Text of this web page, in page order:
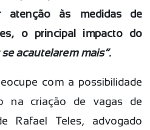
atenção às medidas de
o principal impacto do
se acautelarem mais“.
com a possibilidade
na criação de vagas de
Rafael Teles, advogado